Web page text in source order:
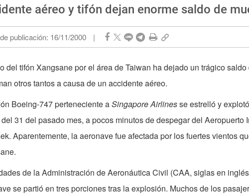
aéreo y tifón dejan enorme saldo de
publicación: 16/11/2000 |
del tifón Xangsane por el área de Taiwan ha dejado un trágico
otros tantos a causa de un accidente aéreo.
Boeing-747 perteneciente aSingapore Airlinesse estrelló y
31 del pasado mes, a pocos minutos de despegar del Aeropuerto
Aparentemente, la aeronave fue afectada por los fuertes vientos
de la Administración de Aeronáutica Civil (CAA, siglas en
se partió en tres porciones tras la explosión. Muchos de los